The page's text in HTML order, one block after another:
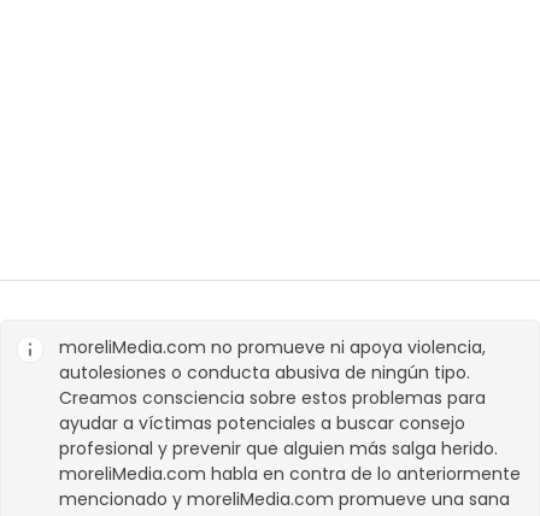
moreliMedia.com no promueve ni apoya violencia,
autolesiones o conducta abusiva de ningún tipo.
Creamos consciencia sobre estos problemas para
ayudar a víctimas potenciales a buscar consejo
profesional y prevenir que alguien más salga herido.
moreliMedia.com habla en contra de lo anteriormente
mencionado y moreliMedia.com promueve una sana